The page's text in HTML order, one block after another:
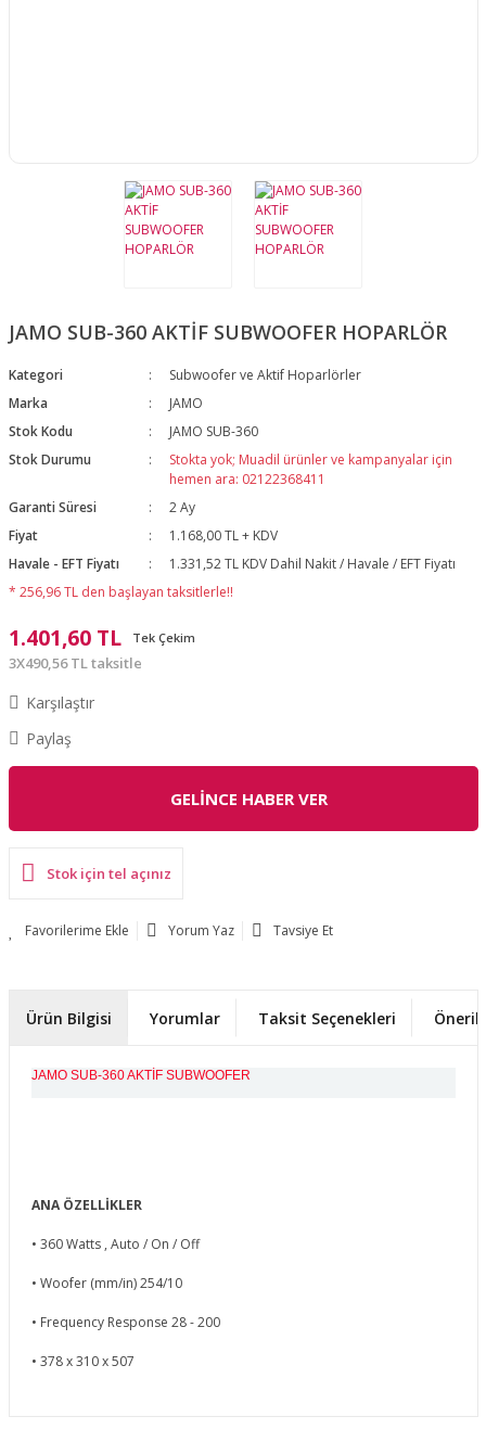
JAMO SUB-360 AKTİF SUBWOOFER HOPARLÖR
Kategori
Subwoofer ve Aktif Hoparlörler
Marka
JAMO
Stok Kodu
JAMO SUB-360
Stok Durumu
Stokta yok; Muadil ürünler ve kampanyalar için
hemen ara: 02122368411
Garanti Süresi
2 Ay
Fiyat
1.168,00 TL + KDV
Havale - EFT Fiyatı
1.331,52 TL KDV Dahil Nakit / Havale / EFT Fiyatı
* 256,96 TL den başlayan taksitlerle!!
1.401,60 TL Tek Çekim
3X490,56 TL taksitle
Karşılaştır
Paylaş
GELİNCE HABER VER
Stok için tel açınız
Yorum Yaz Tavsiye Et
Ürün Bilgisi Yorumlar Taksit Seçenekleri
JAMO SUB-360 AKTİF SUBWOOFER
ANA ÖZELLİKLER
• 360 Watts , Auto / On / Off
• Woofer (mm/in) 254/10
• Frequency Response 28 - 200
• 378 x 310 x 507